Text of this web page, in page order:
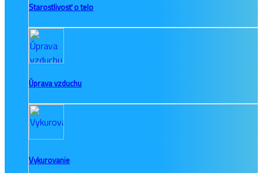
Starostlivosť o telo
Úprava vzduchu
Vykurovanie